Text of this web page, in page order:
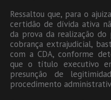
Ressaltou que, para o
certidão de dívida ativa
da prova da realização
cobrança extrajudicial,
com a CDA, conforme
que o título executivo
presunção de
procedimento